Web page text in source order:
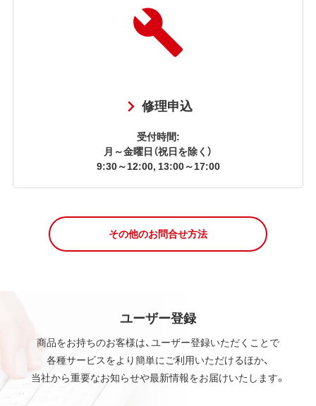
修理申込
受付時間:
月～金曜日（祝日を除く）
9:30～12:00, 13:00～17:00
その他のお問合せ方法
ユーザー登録
商品をお持ちのお客様は、ユーザー登録いただくことで
各種サービスをより簡単にご利用いただけるほか、
当社から重要なお知らせや最新情報をお届けいたします。